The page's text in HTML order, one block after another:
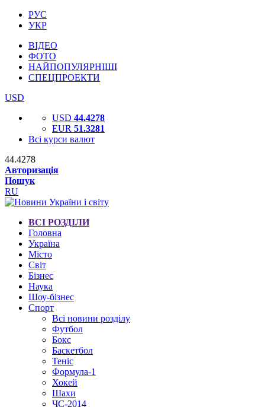
РУС
УКР
ВІДЕО
ФОТО
НАЙПОПУЛЯРНІШІ
СПЕЦПРОЕКТИ
USD
USD 44.4278
EUR 51.3281
Всі курси валют
44.4278
Авторизація
Пошук
RU
ВСІ РОЗДІЛИ
Головна
Україна
Місто
Світ
Бізнес
Наука
Шоу-бізнес
Спорт
Всі новини розділу
Футбол
Бокс
Баскетбол
Теніс
Формула-1
Хокей
Шахи
ЧС-2014